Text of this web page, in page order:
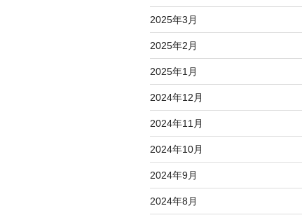
2025年3月
2025年2月
2025年1月
2024年12月
2024年11月
2024年10月
2024年9月
2024年8月